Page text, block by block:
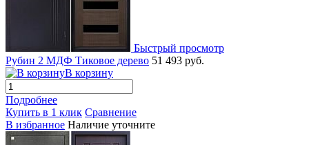
Быстрый просмотр
Рубин 2 МДФ Тиковое дерево 51 493 руб.
В корзину
Подробнее
Купить в 1 клик Сравнение
В избранное Наличие уточните